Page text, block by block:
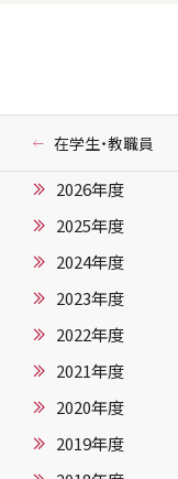
在学生・教職員
2026年度
2025年度
2024年度
2023年度
2022年度
2021年度
2020年度
2019年度